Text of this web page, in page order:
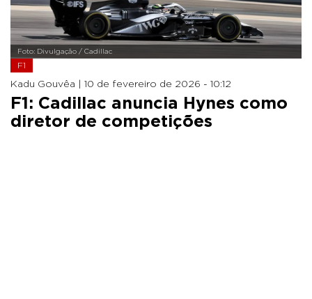
Foto: Divulgação / Cadillac
F1
Kadu Gouvêa | 10 de fevereiro de 2026 - 10:12
F1: Cadillac anuncia Hynes como
diretor de competições